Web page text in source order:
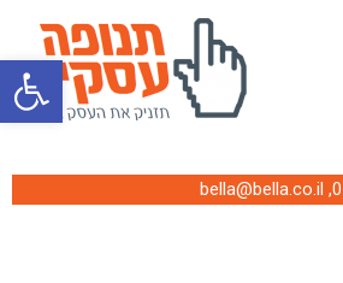
פתח
,
bella@bella.co.il